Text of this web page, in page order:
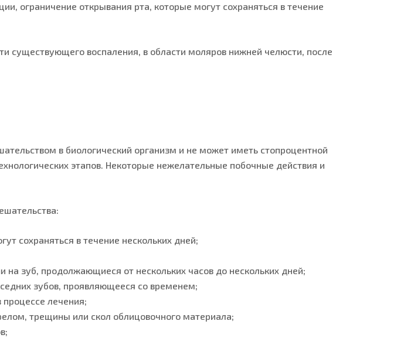
ограничение открывания рта, которые могут сохраняться в течение
существующего воспаления, в области моляров нижней челюсти, после
в биологический организм и не может иметь стопроцентной
этапов. Некоторые нежелательные побочные действия и
сохраняться в течение нескольких дней;
зуб, продолжающиеся от нескольких часов до нескольких дней;
зубов, проявляющееся со временем;
лечения;
трещины или скол облицовочного материала;